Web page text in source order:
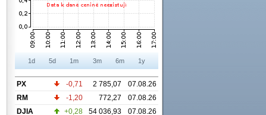
1d 5d 1m 3m 6m 1y
PX -0,71 2 785,07
07.08.26
RM
-1,20 772,27
07.08.26
DJIA
+0,28 54 036,93
07.08.26